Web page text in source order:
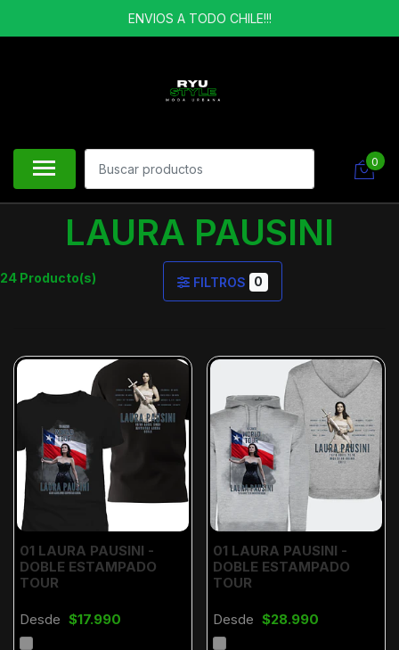
ENVIOS A TODO CHILE!!!
0
LAURA PAUSINI
24 Producto(s) FILTROS 0
01 LAURA PAUSINI -
DOBLE ESTAMPADO
TOUR
Desde $17.990
01 LAURA PAUSINI -
DOBLE ESTAMPADO
TOUR
Desde $28.990